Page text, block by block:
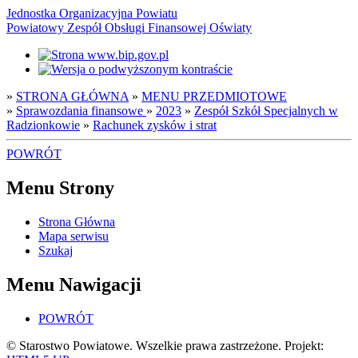
Jednostka Organizacyjna Powiatu
Powiatowy Zespół Obsługi Finansowej Oświaty
» STRONA GŁÓWNA » MENU PRZEDMIOTOWE
» Sprawozdania finansowe » 2023 » Zespół Szkół Specjalnych w
Radzionkowie » Rachunek zysków i strat
POWRÓT
Menu Strony
Strona Główna
Mapa serwisu
Szukaj
Menu Nawigacji
POWRÓT
© Starostwo Powiatowe. Wszelkie prawa zastrzeżone. Projekt: